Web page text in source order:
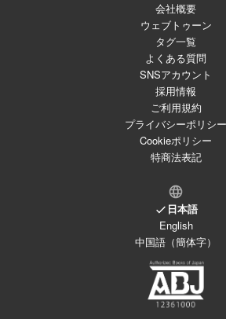
会社概要
ウェブトゥーン
タグ一覧
よくある質問
SNSアカウント
採用情報
ご利用規約
プライバシーポリシー
Cookieポリシー
特商法表記
日本語
English
中国語（簡体字）